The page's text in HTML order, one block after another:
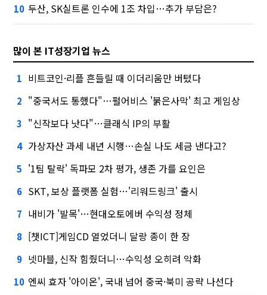
10 두산, SK실트론 인수에 1조 차입…추가 부담은?
많이 본 IT성장기업 뉴스
1 비트코인·리플 흔들릴 때 이더리움만 버텼다
2 "중국서도 통했다"…펄어비스 '붉은사막' 최고 게임상
3 "신작보다 낫다"…클래식 IP의 부활
4 가상자산 과세 내년 시행…손실 나도 세금 낸다고?
5 '1팀 탈락' 독파모 2차 평가, 생존 가를 요인은
6 SKT, 보상 플랫폼 실험…'리워드링크' 출시
7 내비가 '발목'…현대오토에버 수익성 정체
8 [챗ICT]게임CD 열었더니 달랑 종이 한 장
9 넷마블, 신작 힘줬더니…수익성 오히려 악화
10 엔씨 효자 '아이온', 국내 넘어 중국·북미 공략 나선다